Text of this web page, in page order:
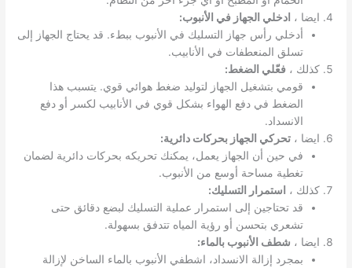
ايضا ، ادخلي الجهاز في الأنبوب:
أدخلي رأس جهاز التسليك في الأنبوب ببطء. قد يحتاج الجهاز إلى
تسلق المنعطفات في الأنابيب.
كذلك ،فعّلي الضغط:
قومي بتشغيل الجهاز لتوليد ضغط هوائي قوي. يتسبب هذا
الضغط في دفع الهواء بشكل قوي في الأنابيب لكسر أو دفع
الانسداد.
ايضا ،تحركي الجهاز بحركات دائرية:
في حين أن الجهاز يعمل، يمكنك تحريكه بحركات دائرية لضمان
تغطية مساحة أوسع من الأنبوب.
كذلك ، استمرار التسليك:
قد تحتاجين إلى استمرار عملية التسليك لبضع دقائق حتى
تشعري بتحسن أو رؤية المياه تتدفق بسهولة.
ايضا ، شطف الأنبوب بالماء:
بمجرد إزالة الانسداد، اشطفي الأنبوب بالماء الساخن لإزالة